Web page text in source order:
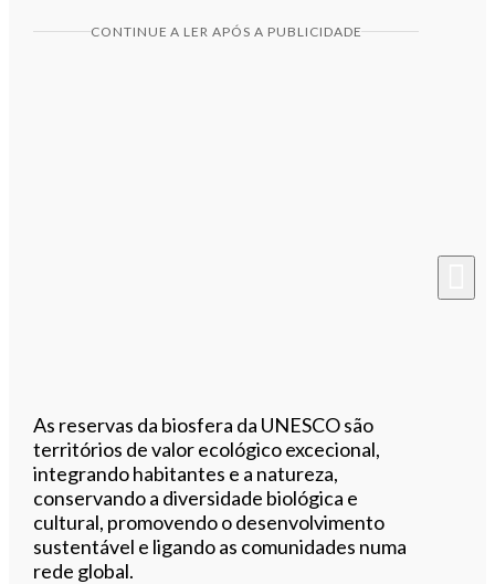
CONTINUE A LER APÓS A PUBLICIDADE
As reservas da biosfera da UNESCO são
territórios de valor ecológico excecional,
integrando habitantes e a natureza,
conservando a diversidade biológica e
cultural, promovendo o desenvolvimento
sustentável e ligando as comunidades numa
rede global.